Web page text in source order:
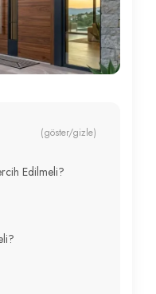
(göster/gizle)
Edilmeli?